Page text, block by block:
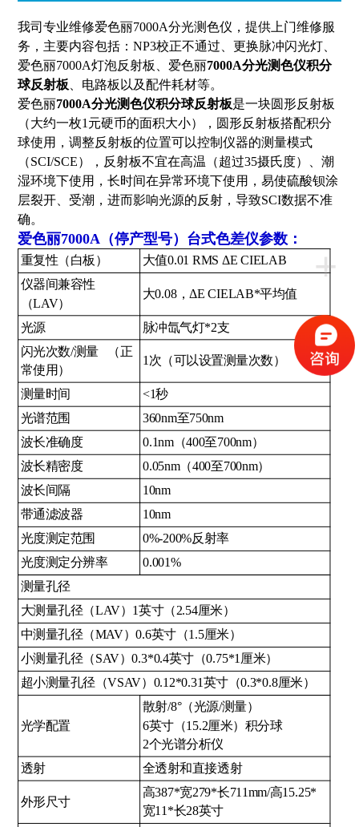
我司专业维修爱色丽7000A分光测色仪，提供上门维修服
务，主要内容包括：NP3校正不通过、更换脉冲闪光灯、
爱色丽7000A灯泡反射板、爱色丽7000A分光测色仪积分
球反射板 、电路板以及配件耗材等。
爱色丽7000A分光测色仪积分球反射板是一块圆形反射板
（大约一枚1元硬币的面积大小），圆形反射板搭配积分
球使用，调整反射板的位置可以控制仪器的测量模式
（SCI/SCE），反射板不宜在高温（超过35摄氏度）、潮
湿环境下使用，长时间在异常环境下使用，易使硫酸钡涂
层裂开、受潮，进而影响光源的反射，导致SCI数据不准
确。
爱色丽7000A（停产型号）台式色差仪参数：
+
重复性（白板）
大值0.01 RMS ΔE CIELAB
仪器间兼容性
（LAV）
大0.08，ΔE CIELAB*平均值
光源
脉冲氙气灯*2支
闪光次数/测量 （正
常使用）
1次（可以设置测量次数）
测量时间
<1秒
光谱范围
360nm至750nm
波长准确度
0.1nm（400至700nm）
波长精密度
0.05nm（400至700nm）
波长间隔
10nm
带通滤波器
10nm
光度测定范围
0%-200%反射率
光度测定分辨率
0.001%
测量孔径
大测量孔径（LAV）1英寸（2.54厘米）
中测量孔径（MAV）0.6英寸（1.5厘米）
小测量孔径（SAV）0.3*0.4英寸（0.75*1厘米）
超小测量孔径（VSAV）0.12*0.31英寸（0.3*0.8厘米）
光学配置
散射/8°（光源/测量）
6英寸（15.2厘米）积分球
2个光谱分析仪
透射
全透射和直接透射
外形尺寸
高387*宽279*长711mm/高15.25*
宽11*长28英寸